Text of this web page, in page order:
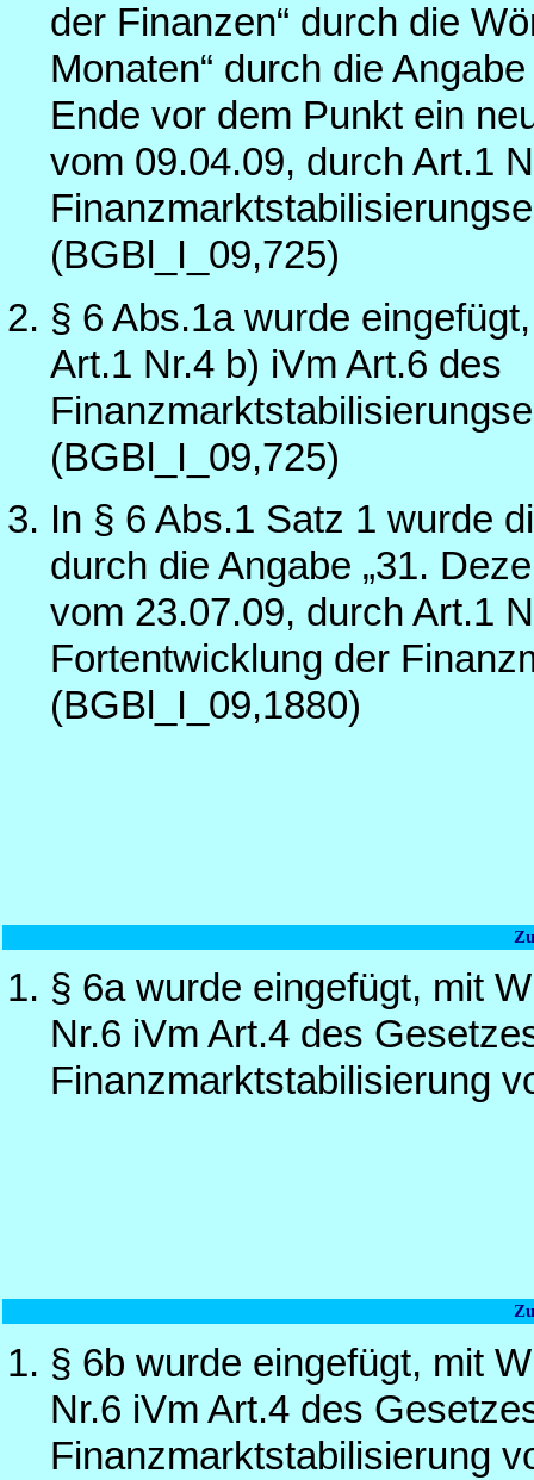
der Finanzen“ durch die
Monaten“ durch die
Ende vor dem Punkt ein
vom 09.04.09, durch Art.1
(BGBl_I_09,725)
§ 6 Abs.1a wurde
Art.1 Nr.4 b) iVm Art.6 des
(BGBl_I_09,725)
In § 6 Abs.1 Satz 1 wurde
durch die Angabe „31.
vom 23.07.09, durch Art.1
Fortentwicklung der
(BGBl_I_09,1880)
§ 6a wurde eingefügt, mit
Nr.6 iVm Art.4 des
Finanzmarktstabilisierung
§ 6b wurde eingefügt, mit
Nr.6 iVm Art.4 des
Finanzmarktstabilisierung